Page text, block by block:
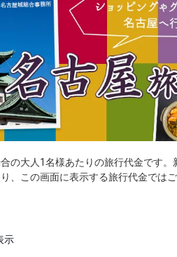
の大人1名様あたりの旅行代金です
、この画面に表示する旅行代金で
示